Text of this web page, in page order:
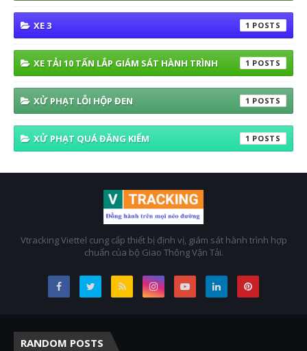
XE 3 1
XE TẢI 10 TẤN LẮP GIÁM SÁT HÀNH TRÌNH 1
XỬ PHẠT LỖI HỘP ĐEN 1
XỬ PHẠT QUÁ ĐĂNG KIỂM 1
Vtracking Viettel cung cấp thiết bị định vị, giám sát hành trình hợp
chuẩn của bộ Giao Thông Vận Tải.
RANDOM POSTS